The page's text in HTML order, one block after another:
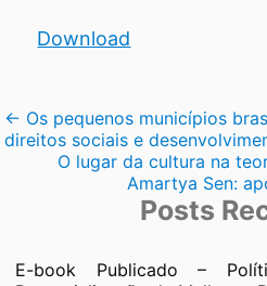
Download
Navegação
← Os pequenos municípios
direitos sociais e
O lugar da cultura na
Amartya Sen:
Posts
E-book Publicado –